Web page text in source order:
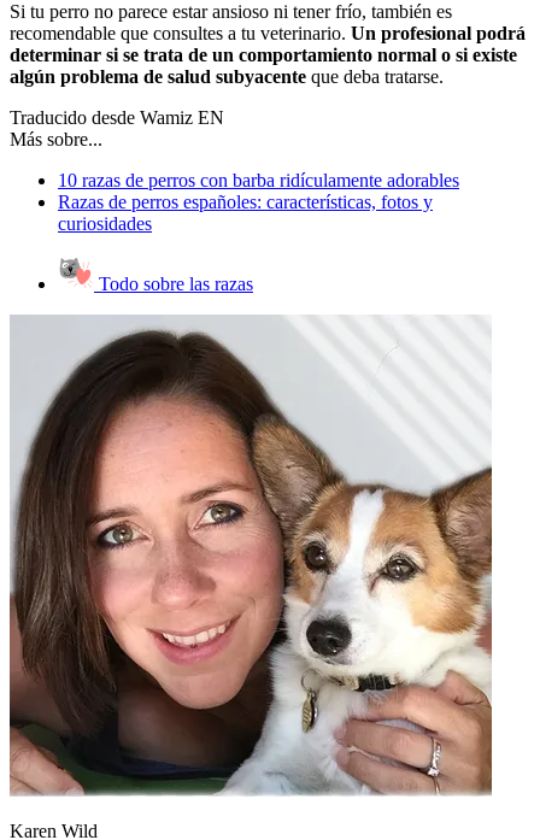
Si tu perro no parece estar ansioso ni tener frío, también es
recomendable que consultes a tu veterinario. Un profesional podrá
determinar si se trata de un comportamiento normal o si existe
algún problema de salud subyacente que deba tratarse.
Traducido desde Wamiz EN
Más sobre...
10 razas de perros con barba ridículamente adorables
Razas de perros españoles: características, fotos y
curiosidades
Todo sobre las razas
Karen Wild